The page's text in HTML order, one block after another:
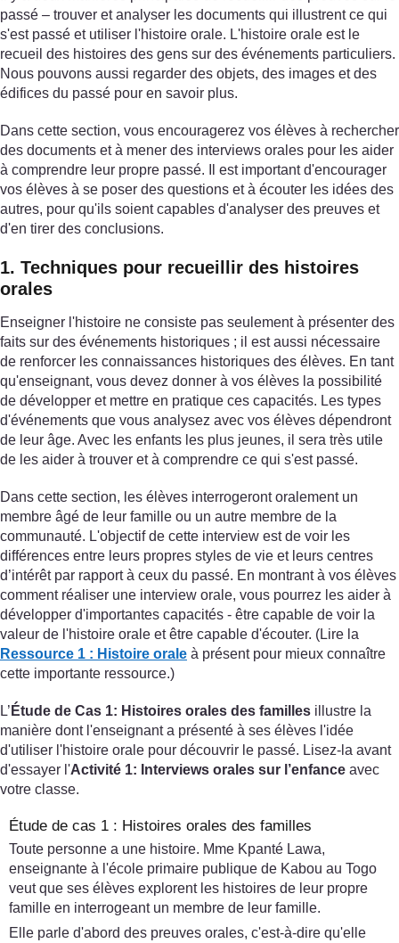
passé – trouver et analyser les documents qui illustrent ce qui
s'est passé et utiliser l'histoire orale. L'histoire orale est le
recueil des histoires des gens sur des événements particuliers.
Nous pouvons aussi regarder des objets, des images et des
édifices du passé pour en savoir plus.
Dans cette section, vous encouragerez vos élèves à rechercher
des documents et à mener des interviews orales pour les aider
à comprendre leur propre passé. Il est important d'encourager
vos élèves à se poser des questions et à écouter les idées des
autres, pour qu'ils soient capables d'analyser des preuves et
d'en tirer des conclusions.
1. Techniques pour recueillir des histoires
orales
Enseigner l'histoire ne consiste pas seulement à présenter des
faits sur des événements historiques ; il est aussi nécessaire
de renforcer les connaissances historiques des élèves. En tant
qu'enseignant, vous devez donner à vos élèves la possibilité
de développer et mettre en pratique ces capacités. Les types
d'événements que vous analysez avec vos élèves dépendront
de leur âge. Avec les enfants les plus jeunes, il sera très utile
de les aider à trouver et à comprendre ce qui s'est passé.
Dans cette section, les élèves interrogeront oralement un
membre âgé de leur famille ou un autre membre de la
communauté. L'objectif de cette interview est de voir les
différences entre leurs propres styles de vie et leurs centres
d’intérêt par rapport à ceux du passé. En montrant à vos élèves
comment réaliser une interview orale, vous pourrez les aider à
développer d'importantes capacités - être capable de voir la
valeur de l'histoire orale et être capable d'écouter. (Lire la
Ressource 1 : Histoire orale à présent pour mieux connaître
cette importante ressource.)
L’ Étude de Cas 1: Histoires orales des familles illustre la
manière dont l'enseignant a présenté à ses élèves l'idée
d'utiliser l'histoire orale pour découvrir le passé. Lisez-la avant
d'essayer l'Activité 1: Interviews orales sur l’enfance avec
votre classe.
Étude de cas 1 : Histoires orales des familles
Toute personne a une histoire. Mme Kpanté Lawa,
enseignante à l'école primaire publique de Kabou au Togo
veut que ses élèves explorent les histoires de leur propre
famille en interrogeant un membre de leur famille.
Elle parle d'abord des preuves orales, c'est-à-dire qu'elle